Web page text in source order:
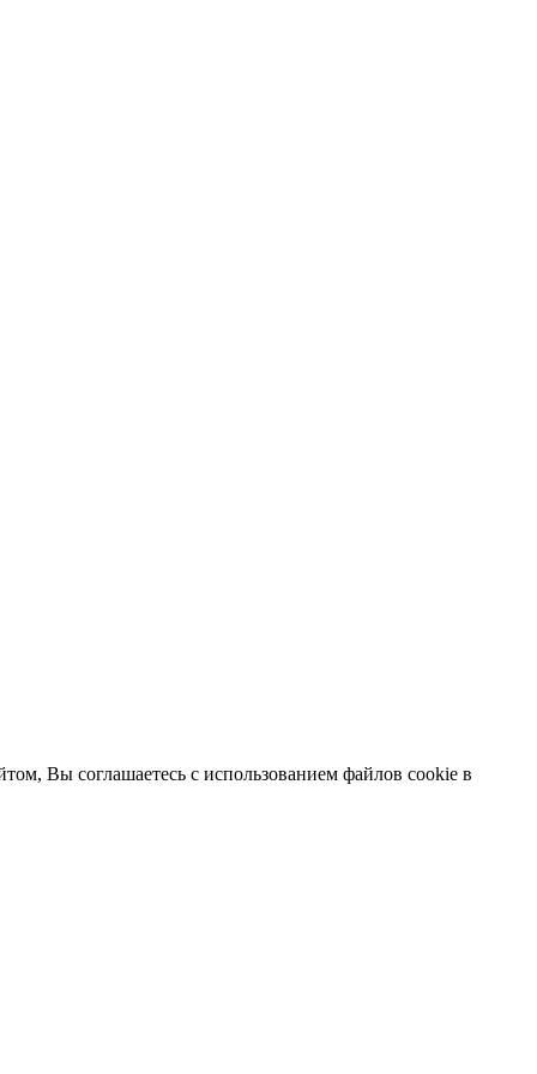
Вы соглашаетесь с использованием файлов cookie в